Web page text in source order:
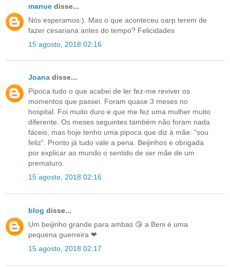
manue disse...
Nós esperamos:). Mas o que aconteceu oarp terem de
fazer cesariana antes do tempo? Felicidades
15 agosto, 2018 02:16
Joana disse...
Pipoca tudo o que acabei de ler fez-me reviver os
momentos que passei. Foram quase 3 meses no
hospital. Foi muito duro e que me fez uma mulher muito
diferente. Os meses seguintes também não foram nada
fáceis, mas hoje tenho uma pipoca que diz à mãe: “sou
feliz”. Pronto já tudo vale a pena. Beijinhos e obrigada
por explicar ao mundo o sentido de ser mãe de um
prematuro.
15 agosto, 2018 02:16
blog disse...
Um beijinho grande para ambas 😘 a Beni é uma
pequena guerreira ❤
15 agosto, 2018 02:17